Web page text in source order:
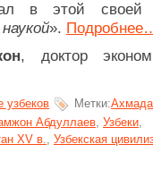
в этой своей
».
, доктор
узбеков Метки:
Абдуллаев Узбеки
XV в.
Узбекская